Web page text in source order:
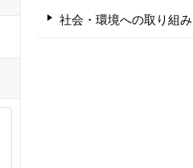
社会・環境への取り組み